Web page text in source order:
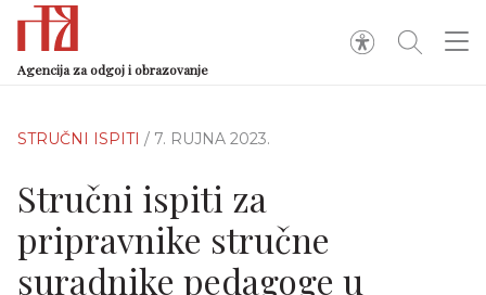
Agencija za odgoj i obrazovanje
STRUČNI ISPITI / 7. RUJNA 2023.
Stručni ispiti za
pripravnike stručne
suradnike pedagoge u